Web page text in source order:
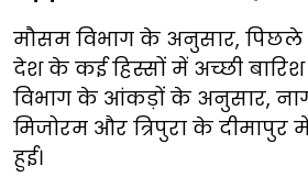
मौसम विभाग के अनुसार, पिछले
देश के कई हिस्सों में अच्छी
विभाग के आंकड़ों के अनुसार,
मिजोरम और त्रिपुरा के दीमापुर में
हुई।